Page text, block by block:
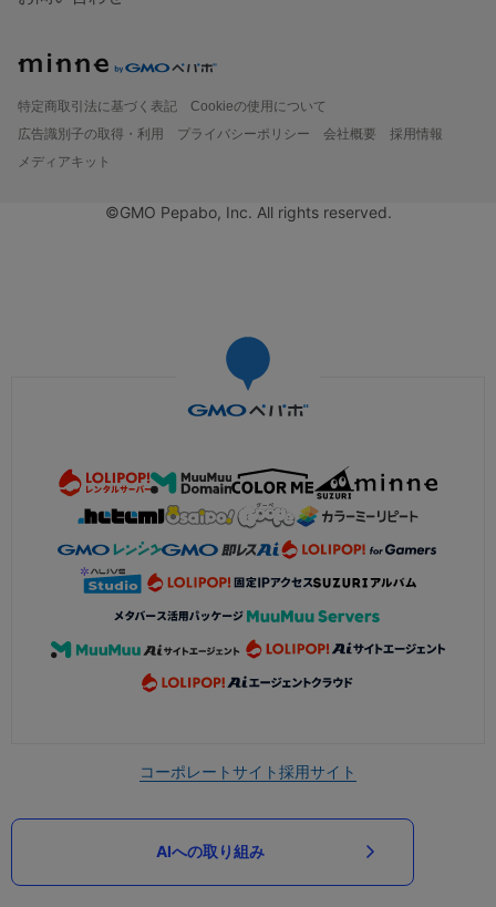
特定商取引法に基づく表記
Cookieの使用について
広告識別子の取得・利用
プライバシーポリシー 会社概要
採用情報
メディアキット
©GMO Pepabo, Inc. All rights reserved.
コーポレートサイト採用サイト
AIへの取り組み